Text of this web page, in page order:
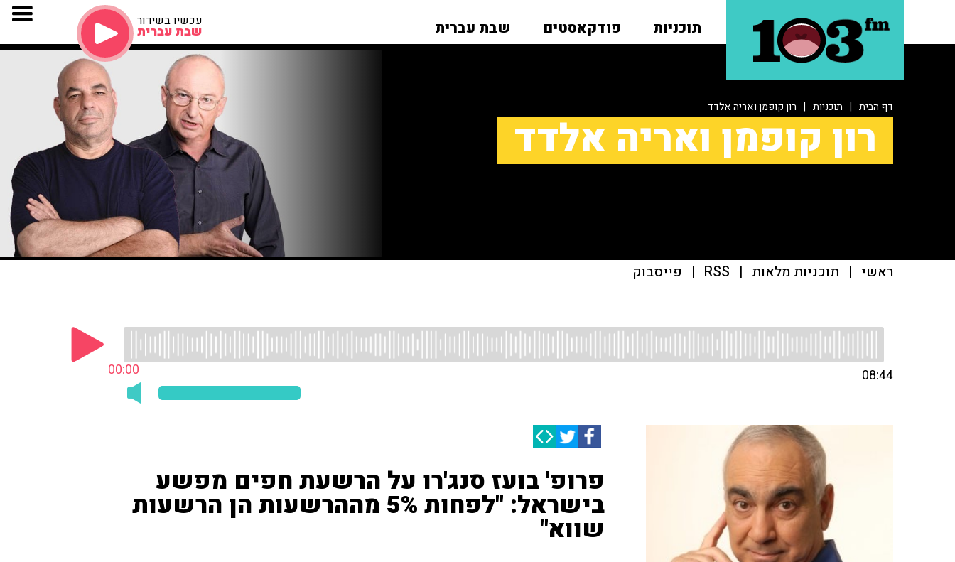
תוכניות פודקאסטים שבת עברית עכשיו בשידור
שבת עברית
דף הבית | תוכניות | רון קופמן ואריה אלדד
רון קופמן ואריה אלדד
ראשי | תוכניות מלאות |
RSS
| פייסבוק
00:00 08:44
פרופ' בועז סנג'רו על הרשעת חפים מפשע
בישראל: "לפחות 5% מההרשעות הן הרשעות
שווא"